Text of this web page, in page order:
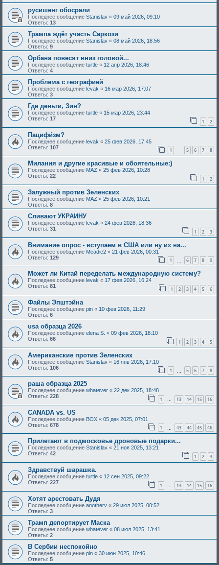
русишенг обосрали
Последнее сообщение Stanislav « 09 май 2026, 09:10
Ответы: 13
Трампа ждёт участь Саркози
Последнее сообщение Stanislav « 08 май 2026, 18:56
Ответы: 9
Орбана повесят вниз головой...
Последнее сообщение turtle « 12 апр 2026, 18:46
Ответы: 4
Проблема с географией
Последнее сообщение levak « 16 мар 2026, 17:07
Ответы: 3
Где деньги, Зин?
Последнее сообщение turtle « 15 мар 2026, 23:44
Ответы: 17 1 2
Пацифи́зм?
Последнее сообщение levak « 25 фев 2026, 17:45
Ответы: 107 1 5 6 7 8
Милания и другие красивые и обоятельные:)
Последнее сообщение MAZ « 25 фев 2026, 10:28
Ответы: 22 1 2
Залужный против Зеленских
Последнее сообщение MAZ « 25 фев 2026, 10:21
Ответы: 8
Сливают УКРАИНУ
Последнее сообщение levak « 24 фев 2026, 18:36
Ответы: 31 1 2 3
Внимание опрос - вступаем в США или ну их на...
Последнее сообщение Meadie2 « 21 фев 2026, 00:31
Ответы: 129 1 6 7 8 9
Может ли Китай переделать международную систему?
Последнее сообщение levak « 17 фев 2026, 16:24
Ответы: 81 1 2 3 4 5 6
Файлы Эпштэйна
Последнее сообщение pin « 10 фев 2026, 11:29
Ответы: 6
usa образца 2026
Последнее сообщение elena S. « 09 фев 2026, 18:10
Ответы: 66 1 2 3 4 5
Американские против Зеленских
Последнее сообщение Stanislav « 16 янв 2026, 17:10
Ответы: 106 1 5 6 7 8
раша образца 2025
Последнее сообщение whatever « 22 дек 2025, 18:48
Ответы: 228 1 … 13 14 15 16
CANADA vs. US
Последнее сообщение BOX « 05 дек 2025, 07:01
Ответы: 678 1 43 44 45 46
Прилетают в подмосковье дроновые подарки...
Последнее сообщение Stanislav « 21 ноя 2025, 13:21
Ответы: 42 1 2 3
Здравствуй шарашка.
Последнее сообщение turtle « 12 сен 2025, 09:22
Ответы: 227 1 … 13 14 15 16
Хотят арестовать Дудя
Последнее сообщение anotherv « 29 июл 2025, 00:52
Ответы: 3
Трамп депортирует Маска
Последнее сообщение whatever « 08 июл 2025, 13:41
Ответы: 2
В Сербии неспокойно
Последнее сообщение pin « 30 июн 2025, 10:46
Ответы: 5